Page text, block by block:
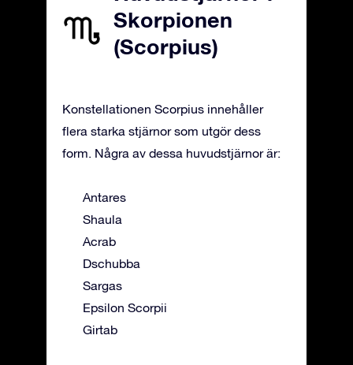
Skorpionen
(Scorpius)
Konstellationen Scorpius innehåller
flera starka stjärnor som utgör dess
form. Några av dessa huvudstjärnor är:
Antares
Shaula
Acrab
Dschubba
Sargas
Epsilon Scorpii
Girtab